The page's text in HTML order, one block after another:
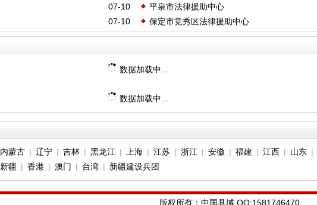
07-10
平泉市法律援助中心
07-10
保定市竞秀区法律援助中心
数据加载中...
数据加载中...
内蒙古| 辽宁| 吉林| 黑龙江 | 上海| 江苏| 浙江 | 安徽| 福建 | 江西| 山东|
新疆 | 香港| 澳门 | 台湾| 新疆建设兵团
版权所有：中国县域 QQ:1581746470